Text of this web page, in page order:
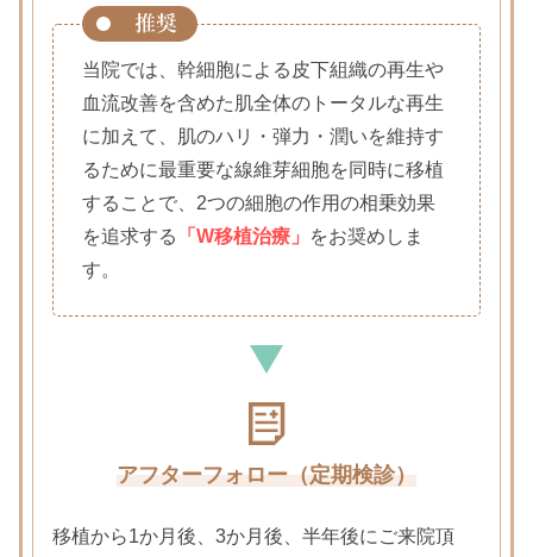
当院では、幹細胞による皮下組織の再生や
血流改善を含めた肌全体のトータルな再生
に加えて、肌のハリ・弾力・潤いを維持す
るために最重要な線維芽細胞を同時に移植
することで、2つの細胞の作用の相乗効果
を追求する
「 W移植治療 」
をお奨めしま
す。
アフターフォロー（定期検診）
移植から1か月後、3か月後、半年後にご来院頂